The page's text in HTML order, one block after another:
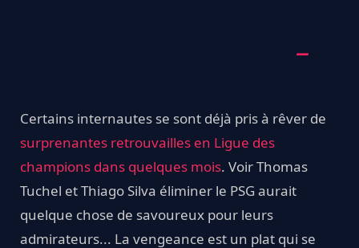
Certains internautes se sont déjà pris à rêver de
surprenantes retrouvailles en Ligue des
champions dans quelques mois. Voir Thomas
Tuchel et Thiago Silva éliminer le PSG aurait
quelque chose de savoureux pour leurs
admirateurs... La vengeance est un plat qui se